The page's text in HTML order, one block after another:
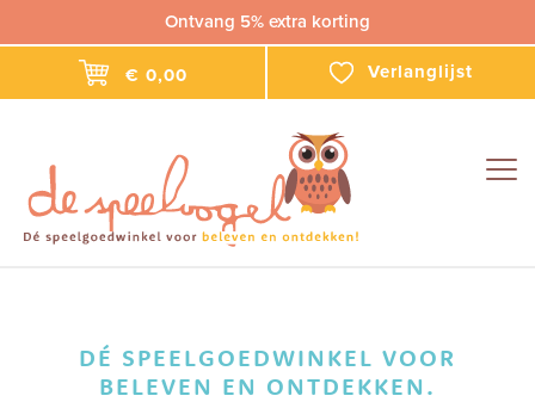
Ontvang 5% extra korting
€ 0,00 Verlanglijst
DÉ SPEELGOEDWINKEL VOOR
BELEVEN EN ONTDEKKEN.